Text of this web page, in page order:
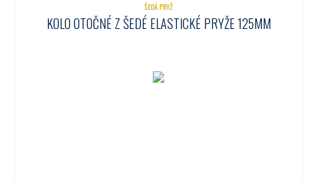
ŠEDÁ PRYŽ
KOLO OTOČNÉ Z ŠEDÉ ELASTICKÉ PRYŽE 125MM